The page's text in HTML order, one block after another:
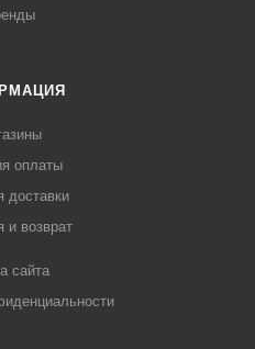
оплаты
доставки
и возврат
сайта